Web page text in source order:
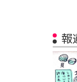
報